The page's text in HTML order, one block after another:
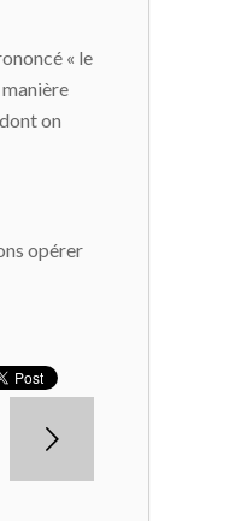
« le
on
opérer